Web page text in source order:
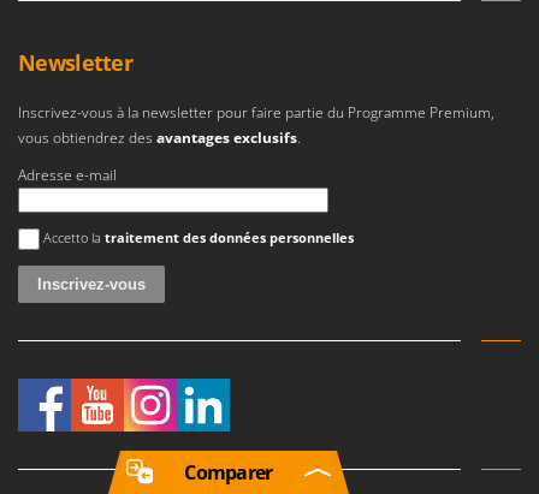
Newsletter
Inscrivez-vous à la newsletter pour faire partie du Programme Premium,
vous obtiendrez des avantages exclusifs.
Adresse e-mail
Une erreur est survenue
Accetto la traitement des données personnelles
Comparer